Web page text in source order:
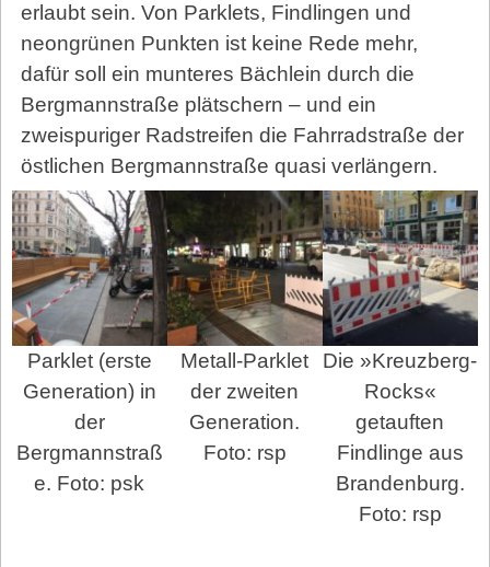
erlaubt sein. Von Parklets, Findlingen und
neongrünen Punkten ist keine Rede mehr,
dafür soll ein munteres Bächlein durch die
Bergmannstraße plätschern – und ein
zweispuriger Radstreifen die Fahrradstraße der
östlichen Bergmannstraße quasi verlängern.
Parklet (erste
Generation) in
der
Bergmannstraß
e. Foto: psk
Metall-Parklet
der zweiten
Generation.
Foto: rsp
Die »Kreuzberg-
Rocks«
getauften
Findlinge aus
Brandenburg.
Foto: rsp